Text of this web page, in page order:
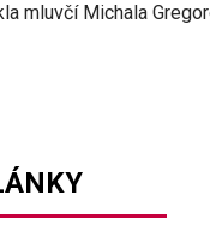
mluvčí Michala